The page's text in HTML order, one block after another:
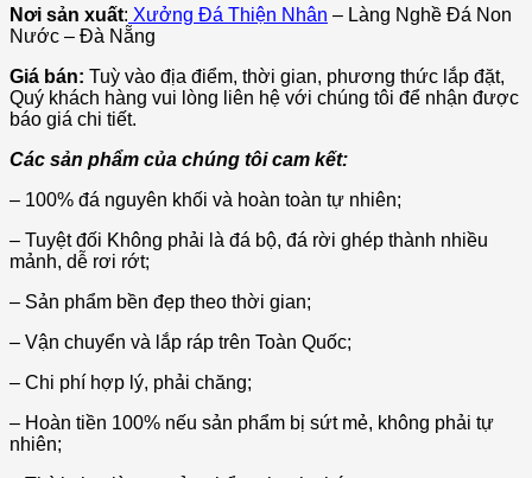
Nơi sản xuất: Xưởng Đá Thiện Nhân – Làng Nghề Đá Non
Nước – Đà Nẵng
Giá bán: Tuỳ vào địa điểm, thời gian, phương thức lắp đặt,
Quý khách hàng vui lòng liên hệ với chúng tôi để nhận được
báo giá chi tiết.
Các sản phẩm của chúng tôi cam kết:
– 100% đá nguyên khối và hoàn toàn tự nhiên;
– Tuyệt đối Không phải là đá bộ, đá rời ghép thành nhiều
mảnh, dễ rơi rớt;
– Sản phẩm bền đẹp theo thời gian;
– Vận chuyển và lắp ráp trên Toàn Quốc;
– Chi phí hợp lý, phải chăng;
– Hoàn tiền 100% nếu sản phẩm bị sứt mẻ, không phải tự
nhiên;